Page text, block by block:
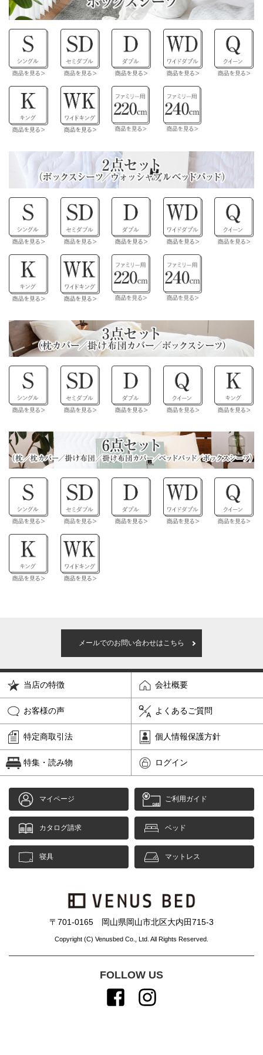
メールでのお問い合わせはこちら
当店の特徴 会社概要
お客様の声 よくあるご質問
特定商取引法 個人情報保護方針
特集・読み物 ログイン
マイページ ご利用ガイド
カタログ請求 ベッド
寝具 マットレス
〒701-0165 岡山県岡山市北区大内田715-3
Copyright (C) Venusbed Co., Ltd. All Rights Reserved.
FOLLOW US